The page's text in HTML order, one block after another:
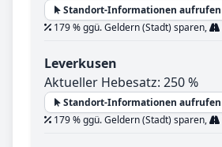
Standort-Informationen aufrufen
179 % ggü. Geldern (Stadt) sparen,
Leverkusen
Aktueller Hebesatz: 250 %
Standort-Informationen aufrufen
179 % ggü. Geldern (Stadt) sparen,